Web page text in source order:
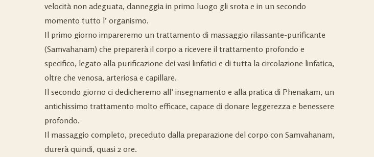
velocità non adeguata, danneggia in primo luogo gli srota e in un secondo
momento tutto l’ organismo.
Il primo giorno impareremo un trattamento di massaggio rilassante-purificante
(Samvahanam) che preparerà il corpo a ricevere il trattamento profondo e
specifico, legato alla purificazione dei vasi linfatici e di tutta la circolazione linfatica,
oltre che venosa, arteriosa e capillare.
Il secondo giorno ci dedicheremo all’ insegnamento e alla pratica di Phenakam, un
antichissimo trattamento molto efficace, capace di donare leggerezza e benessere
profondo.
Il massaggio completo, preceduto dalla preparazione del corpo con Samvahanam,
durerà quindi, quasi 2 ore.